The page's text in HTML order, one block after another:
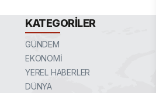
KATEGORILER
GÜNDEM
EKONOMİ
YEREL HABERLER
DÜNYA